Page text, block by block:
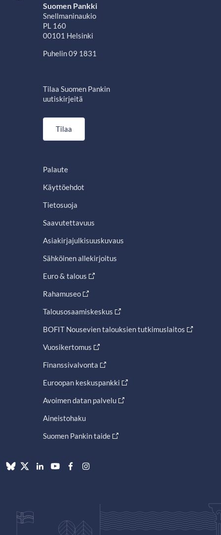
Suomen Pankki
Snellmaninaukio
PL 160
00101 Helsinki
Puhelin 09 1831
Tilaa Suomen Pankin
uutiskirjeitä
Tilaa
Palaute
Käyttöehdot
Tietosuoja
Saavutettavuus
Asiakirjajulkisuuskuvaus
Sähköinen allekirjoitus
Euro & talous
Rahamuseo
Talousosaamiskeskus
BOFIT Nousevien talouksien tutkimuslaitos
Vuosikertomus
Finanssivalvonta
Euroopan keskuspankki
Avoimen datan palvelu
Aineistohaku
Suomen Pankin taide